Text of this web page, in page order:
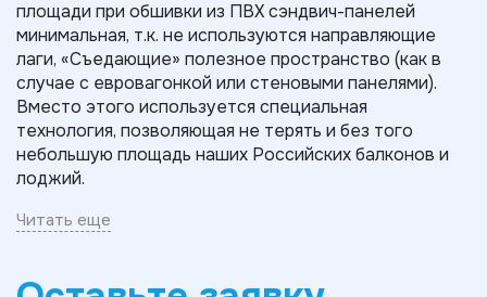
площади при обшивки из ПВХ сэндвич-панелей
минимальная, т.к. не используются направляющие
лаги, «Съедающие» полезное пространство (как в
случае с евровагонкой или стеновыми панелями).
Вместо этого используется специальная
технология, позволяющая не терять и без того
небольшую площадь наших Российских балконов и
лоджий.
Читать еще
материалом, не требующим дополнительной